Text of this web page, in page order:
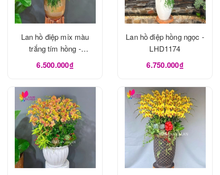
Lan hồ điệp mix màu
trắng tím hồng -
LHD1175
6.500.000₫
Lan hồ điệp hồng ngọc -
LHD1174
6.750.000₫